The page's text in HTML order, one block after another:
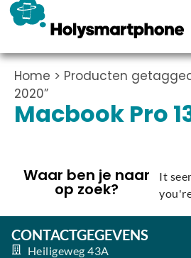
Home > Producten
2020”
Macbook Pro
Waar ben je naar
op zoek?
It
CONTACTGEGEVENS
Heiligeweg 43A